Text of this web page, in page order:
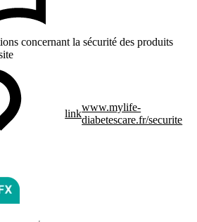
concernant la sécurité des produits
link
www.mylife-
diabetescare.fr/securite